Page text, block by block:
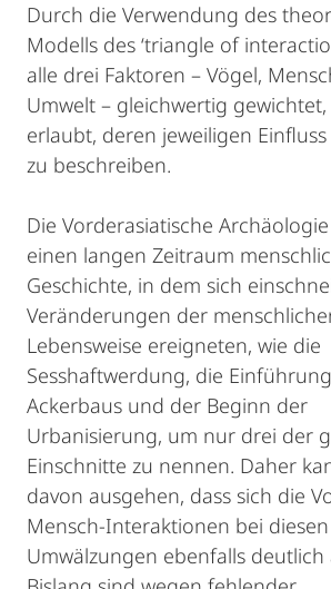
Durch die Verwendung des
Modells des ‘triangle of
alle drei Faktoren – Vögel,
Umwelt – gleichwertig gewichtet,
erlaubt, deren jeweiligen
zu beschreiben.
Die Vorderasiatische
einen langen Zeitraum
Geschichte, in dem sich
Veränderungen der
Lebensweise ereigneten, wie die
Sesshaftwerdung, die
Ackerbaus und der Beginn der
Urbanisierung, um nur drei der
Einschnitte zu nennen. Daher
davon ausgehen, dass sich die
Mensch-Interaktionen bei diesen
Umwälzungen ebenfalls